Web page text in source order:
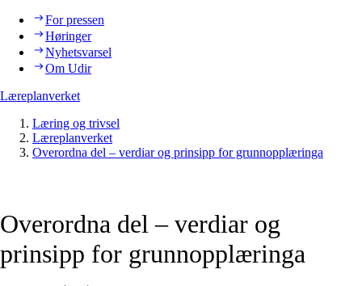
For pressen
Høringer
Nyhetsvarsel
Om Udir
Læreplanverket
Læring og trivsel
Læreplanverket
Overordna del – verdiar og prinsipp for grunnopplæringa
Overordna del – verdiar og
prinsipp for grunnopplæringa